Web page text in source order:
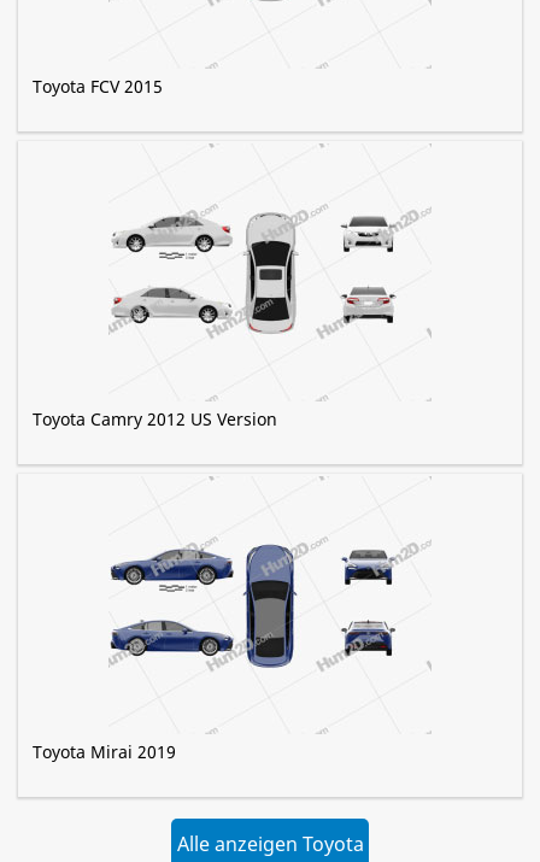
Toyota FCV 2015
Toyota Camry 2012 US Version
Toyota Mirai 2019
Alle anzeigen Toyota